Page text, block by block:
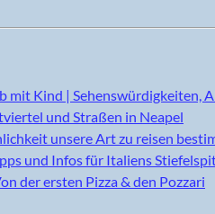
mit Kind | Sehenswürdigkeiten,
und Straßen in Neapel
unsere Art zu reisen
und Infos für Italiens
der ersten Pizza & den Pozzari